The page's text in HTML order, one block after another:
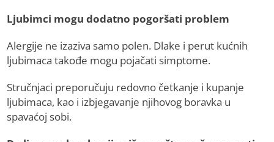
Ljubimci mogu dodatno pogoršati problem
Alergije ne izaziva samo polen. Dlake i perut kućnih
ljubimaca takođe mogu pojačati simptome.
Stručnjaci preporučuju redovno četkanje i kupanje
ljubimaca, kao i izbjegavanje njihovog boravka u
spavaćoj sobi.